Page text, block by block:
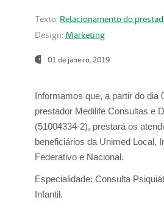
Texto: Relacionamento do
Design: Marketing
01 de janeiro, 2019
Informamos que, a partir do dia
prestador Medilife Consultas e
(51004334-2), prestará os
beneficiários da Unimed Local,
Federativo e Nacional.
Especialidade: Consulta
Infantil.